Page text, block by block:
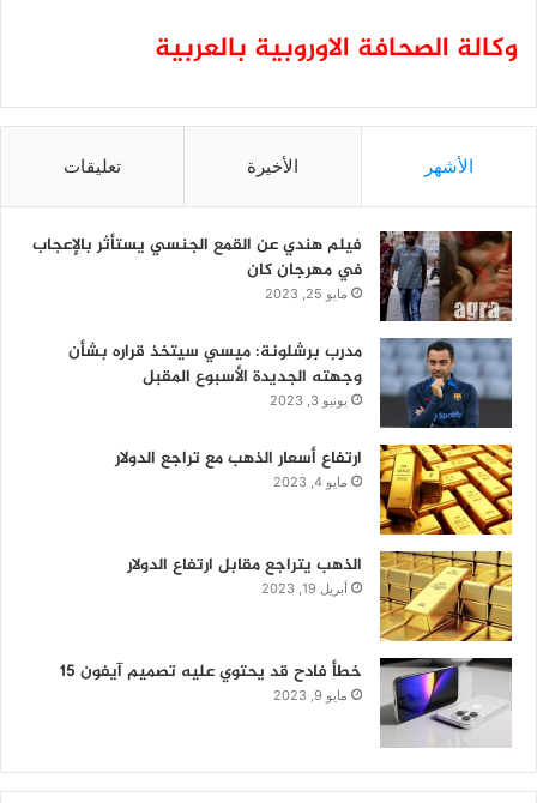
وكالة الصحافة الاوروبية بالعربية
الأشهر الأخيرة تعليقات
فيلم هندي عن القمع الجنسي يستأثر بالإعجاب
في مهرجان كان
مايو 25, 2023
مدرب برشلونة: ميسي سيتخذ قراره بشأن
وجهته الجديدة الأسبوع المقبل
يونيو 3, 2023
ارتفاع أسعار الذهب مع تراجع الدولار
مايو 4, 2023
الذهب يتراجع مقابل ارتفاع الدولار
أبريل 19, 2023
خطأ فادح قد يحتوي عليه تصميم آيفون 15
مايو 9, 2023